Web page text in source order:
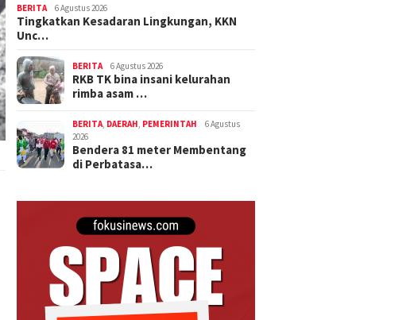
BERITA 6 Agustus 2026
Tingkatkan Kesadaran Lingkungan, KKN
Unc…
BERITA 6 Agustus 2026
RKB TK bina insani kelurahan
rimba asam …
BERITA, DAERAH, PEMERINTAH
6 Agustus
2026
Bendera 81 meter Membentang
di Perbatasa…